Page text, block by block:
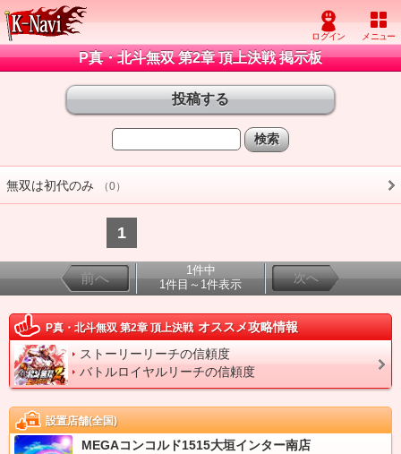
P真・北斗無双 第2章 頂上決戦 掲示板
無双は初代のみ （0）
1
前へ
1件中
1件目～1件表示
次へ
P真・北斗無双 第2章 頂上決戦 オススメ攻略情報
ストーリーリーチの信頼度
バトルロイヤルリーチの信頼度
設置店舗(全国)
MEGAコンコルド1515大垣インター南店